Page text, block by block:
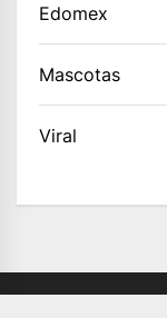
Edomex
Mascotas
Viral